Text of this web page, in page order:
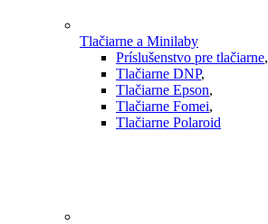
Tlačiarne a Minilaby
Príslušenstvo pre tlačiarne,
Tlačiarne DNP,
Tlačiarne Epson,
Tlačiarne Fomei,
Tlačiarne Polaroid